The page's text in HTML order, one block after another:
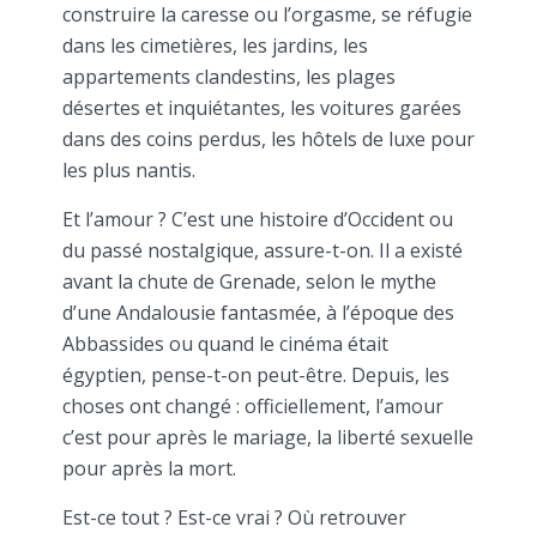
construire la caresse ou l’orgasme, se réfugie
dans les cimetières, les jardins, les
appartements clandestins, les plages
désertes et inquiétantes, les voitures garées
dans des coins perdus, les hôtels de luxe pour
les plus nantis.
Et l’amour ? C’est une histoire d’Occident ou
du passé nostalgique, assure-t-on. Il a existé
avant la chute de Grenade, selon le mythe
d’une Andalousie fantasmée, à l’époque des
Abbassides ou quand le cinéma était
égyptien, pense-t-on peut-être. Depuis, les
choses ont changé : officiellement, l’amour
c’est pour après le mariage, la liberté sexuelle
pour après la mort.
Est-ce tout ? Est-ce vrai ? Où retrouver